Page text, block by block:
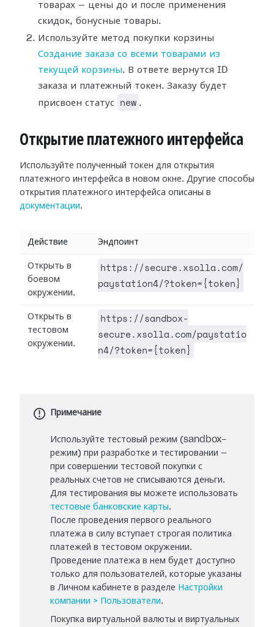
товарах — цены до и после применения
скидок, бонусные товары.
Используйте метод покупки корзины
Создание заказа со всеми товарами из
текущей корзины. В ответе вернутся ID
заказа и платежный токен. Заказу будет
присвоен статус
new .
Открытие платежного интерфейса
Используйте полученный токен для открытия
платежного интерфейса в новом окне. Другие способы
открытия платежного интерфейса описаны в
документации.
Действие Эндпоинт
Открыть в
боевом
окружении.
https://secure.xsolla.com/
paystation4/?token={token}
Открыть в
тестовом
окружении.
https://sandbox-
secure.xsolla.com/paystatio
n4/?token={token}
Примечание
Используйте тестовый режим (sandbox-
режим) при разработке и тестировании —
при совершении тестовой покупки с
реальных счетов не списываются деньги.
Для тестирования вы можете использовать
тестовые банковские карты.
После проведения первого реального
платежа в силу вступает строгая политика
платежей в тестовом окружении.
Проведение платежа в нем будет доступно
только для пользователей, которые указаны
в Личном кабинете в разделе Настройки
компании > Пользователи.
Покупка виртуальной валюты и виртуальных